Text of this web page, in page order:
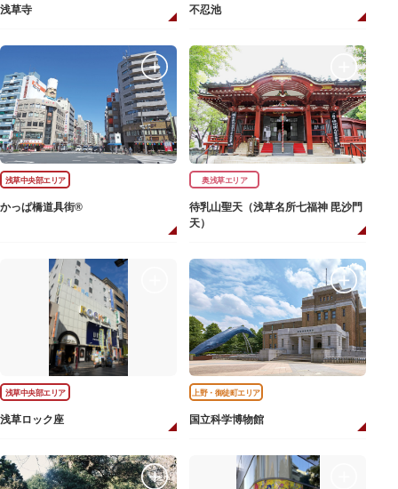
浅草寺 不忍池
浅草中央部エリア
かっぱ橋道具街®
奥浅草エリア
待乳山聖天（浅草名所七福神 毘沙門
天）
浅草中央部エリア
浅草ロック座
上野・御徒町エリア
国立科学博物館